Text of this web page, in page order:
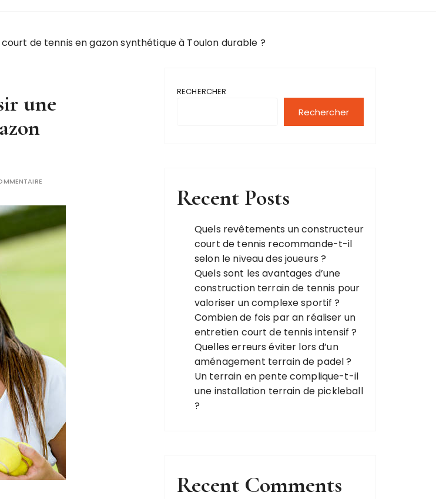
de tennis en gazon synthétique à Toulon durable ?
une
RECHERCHER
Rechercher
Recent Posts
Quels revêtements un constructeur
court de tennis recommande-t-il
selon le niveau des joueurs ?
Quels sont les avantages d’une
construction terrain de tennis pour
valoriser un complexe sportif ?
Combien de fois par an réaliser un
entretien court de tennis intensif ?
Quelles erreurs éviter lors d’un
aménagement terrain de padel ?
Un terrain en pente complique-t-il
une installation terrain de pickleball
?
Recent Comments